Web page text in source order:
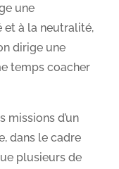
une
et à la neutralité,
dirige une
temps coacher
missions d’un
dans le cadre
plusieurs de